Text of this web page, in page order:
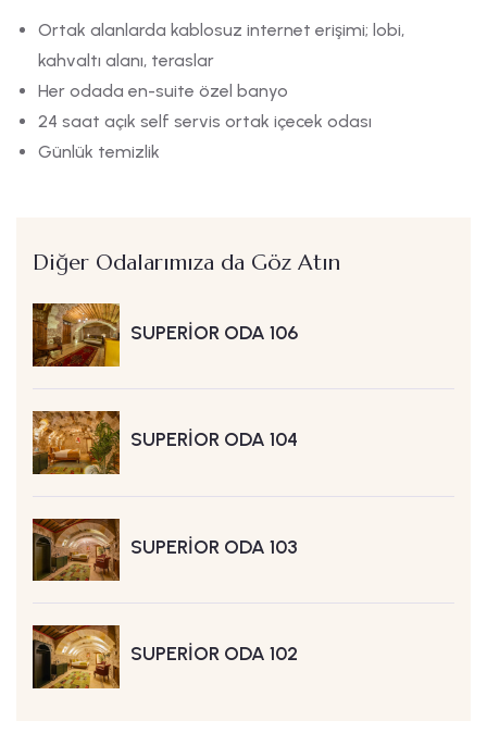
Ortak alanlarda kablosuz internet erişimi; lobi,
kahvaltı alanı, teraslar
Her odada en-suite özel banyo
24 saat açık self servis ortak içecek odası
Günlük temizlik
Diğer Odalarımıza da Göz Atın
SUPERİOR ODA 106
SUPERİOR ODA 104
SUPERİOR ODA 103
SUPERİOR ODA 102